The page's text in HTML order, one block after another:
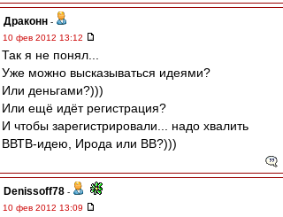
Драконн -
10 фев 2012 13:12
Так я не понял...
Уже можно высказываться идеями?
Или деньгами?)))
Или ещё идёт регистрация?
И чтобы зарегистрировали... надо хвалить
ВВТВ-идею, Ирода или ВВ?)))
Denissoff78 -
10 фев 2012 13:09